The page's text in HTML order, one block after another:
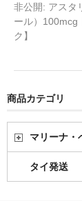
非公開: アスタ
ール）100mcg
ク】
商品カテゴリ
マリーナ・
タイ発送